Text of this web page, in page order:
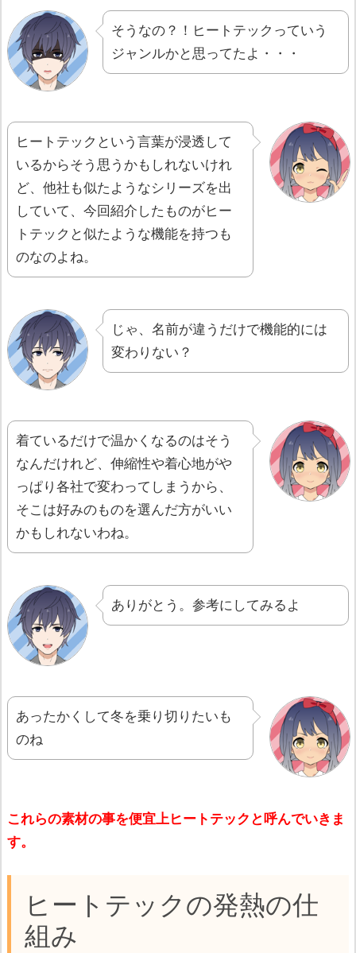
そうなの？！ヒートテックっていう
ジャンルかと思ってたよ・・・
ヒートテックという言葉が浸透して
いるからそう思うかもしれないけれ
ど、他社も似たようなシリーズを出
していて、今回紹介したものがヒー
トテックと似たような機能を持つも
のなのよね。
じゃ、名前が違うだけで機能的には
変わりない？
着ているだけで温かくなるのはそう
なんだけれど、伸縮性や着心地がや
っぱり各社で変わってしまうから、
そこは好みのものを選んだ方がいい
かもしれないわね。
ありがとう。参考にしてみるよ
あったかくして冬を乗り切りたいも
のね
これらの素材の事を便宜上ヒートテックと呼んでいきま
す。
ヒートテックの発熱の仕
組み